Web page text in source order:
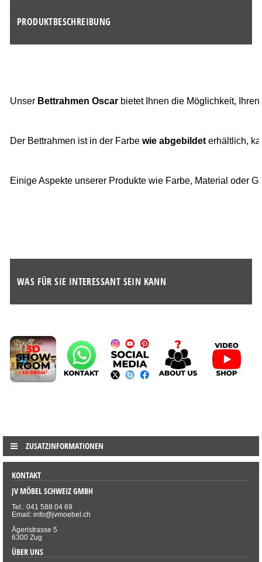
PRODUKTBESCHREIBUNG
Unser Bettrahmen Oscar bietet Ihnen die Möglichkeit,
Der Bettrahmen ist in der Farbe wie abgebildet erhältlich,
Einige Aspekte unserer Produkte wie Farbe, Material oder
WAS FÜR SIE INTERESSANT SEIN KANN
ZUSATZINFORMATIONEN
KONTAKT
JV MÖBEL SCHWEIZ GMBH
Tel.: 041 588 04 69
Email: info@jvmoebel.ch
Ägeristrasse 5
6300 Zug
ÜBER UNS